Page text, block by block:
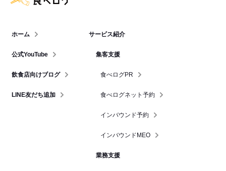
ホーム
公式YouTube
飲食店向けブログ
LINE友だち追加
サービス紹介
集客支援
食べログPR
食べログネット予約
インバウンド予約
インバウンドMEO
業務支援